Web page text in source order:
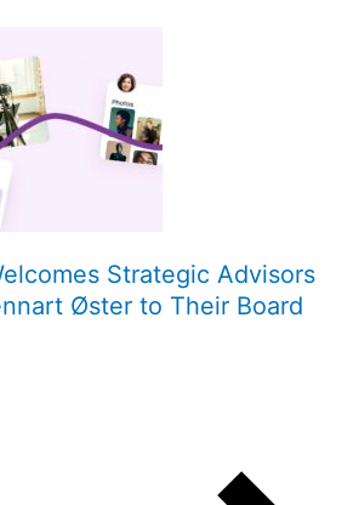
Strategic Advisors
Øster to Their Board